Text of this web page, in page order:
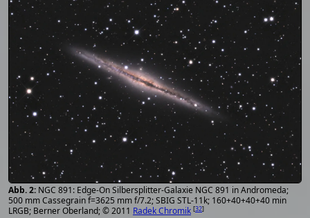
NGC 891: Edge-On Silbersplitter-Galaxie NGC 891 in Andromeda;
500 mm Cassegrain f=3625 mm f/7.2; SBIG STL-11k; 160+40+40+40 min
LRGB; Berner Oberland; © 2011 Radek Chromik [32]